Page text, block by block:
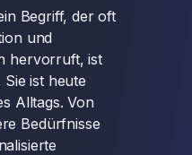
Begriff, der oft
und
hervorruft, ist
ist heute
Alltags. Von
Bedürfnisse